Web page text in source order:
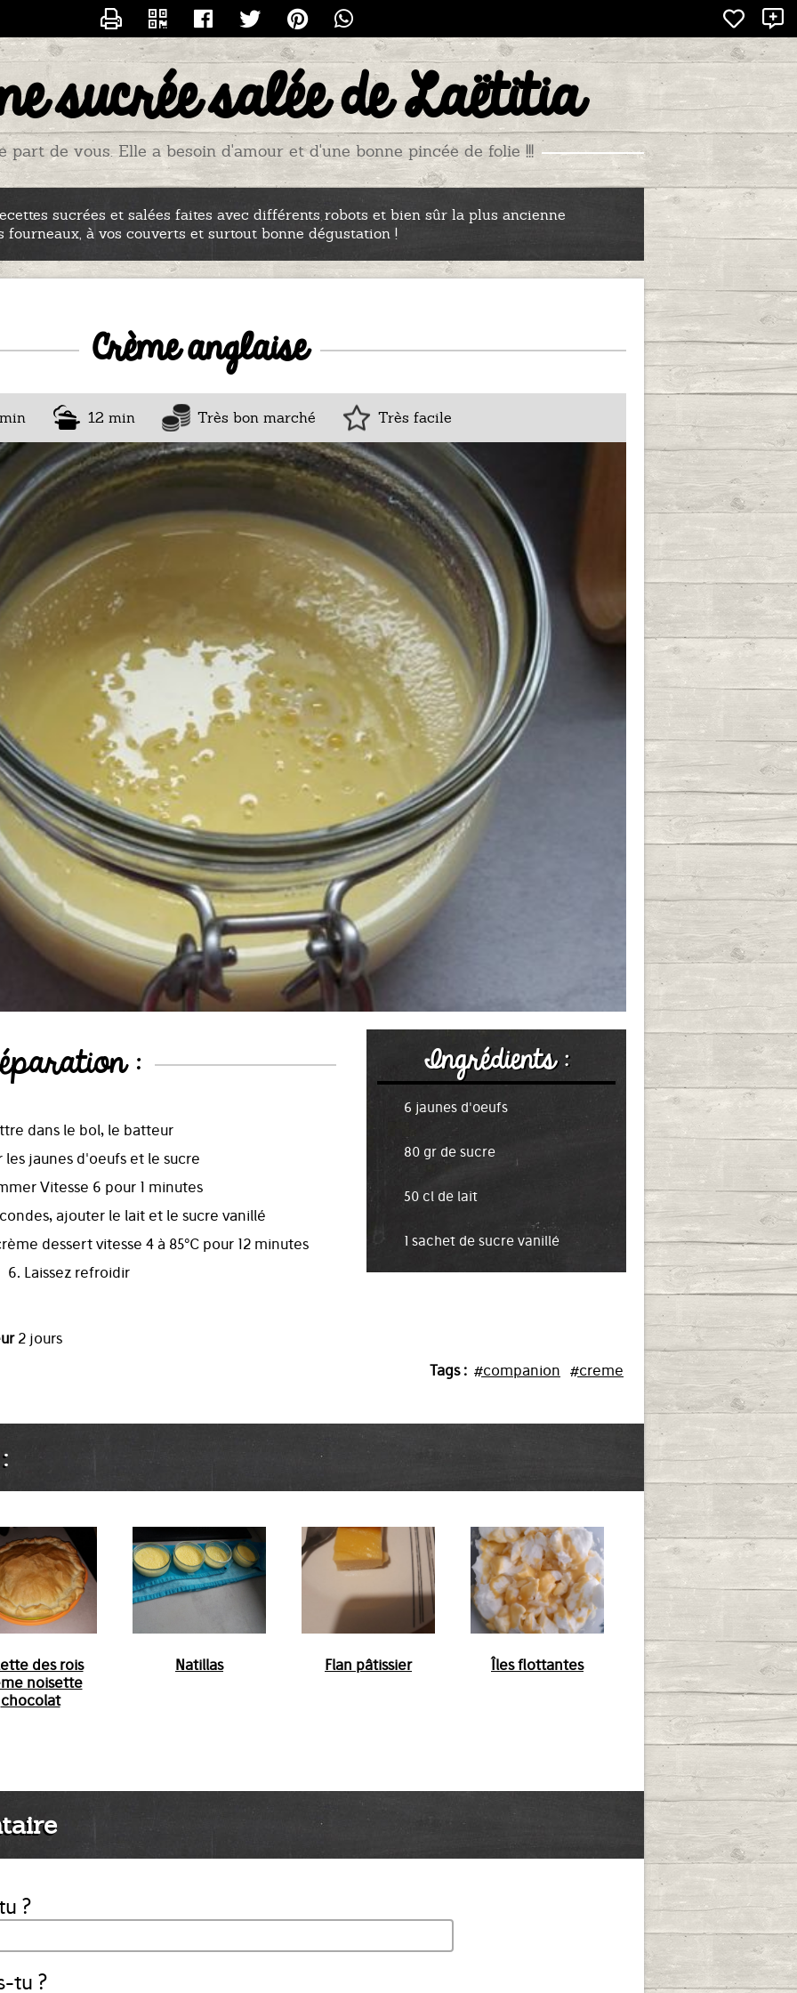
sucrée salée de Laëtitia
part de vous. Elle a besoin d'amour et d'une bonne pincée de folie !!!
sucrées et salées faites avec différents robots et bien sûr la plus ancienne
fourneaux, à vos couverts et surtout bonne dégustation !
Crème anglaise
12 min Très bon marché Très facile
Ingrédients :
6 jaunes d'oeufs
80 gr de sucre
50 cl de lait
1 sachet de sucre vanillé
:
dans le bol, le batteur
les jaunes d'oeufs et le sucre
Vitesse 6 pour 1 minutes
ajouter le lait et le sucre vanillé
dessert vitesse 4 à 85°C pour 12 minutes
6. Laissez refroidir
2 jours
Tags : #companion #creme
des rois
noisette
chocolat
Natillas Flan pâtissier Îles flottantes
?
tu ?
X
CONTACTER TITIADU25